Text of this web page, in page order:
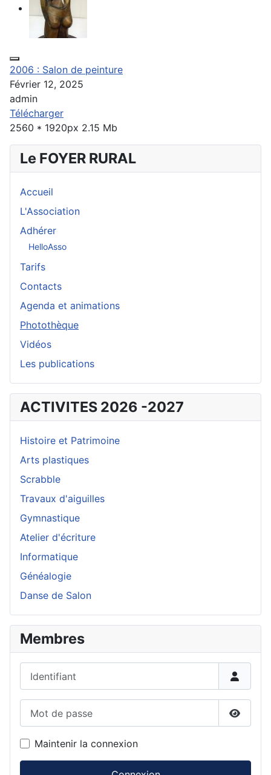
2006 : Salon de peinture
Février 12, 2025
admin
Télécharger
2560 * 1920px 2.15 Mb
Le FOYER RURAL
Accueil
L'Association
Adhérer
HelloAsso
Tarifs
Contacts
Agenda et animations
Photothèque
Vidéos
Les publications
ACTIVITES 2026 -2027
Histoire et Patrimoine
Arts plastiques
Scrabble
Travaux d'aiguilles
Gymnastique
Atelier d'écriture
Informatique
Généalogie
Danse de Salon
Membres
Maintenir la connexion